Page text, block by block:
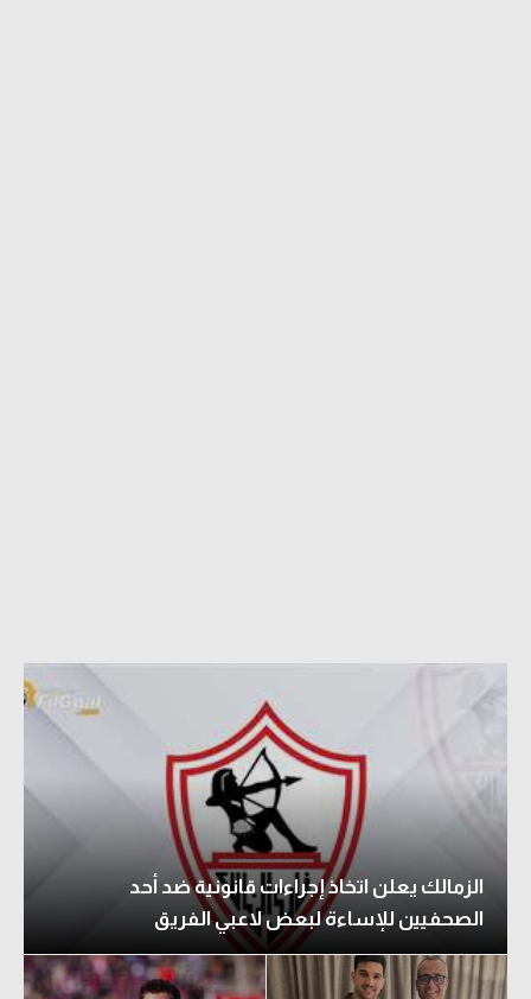
الزمالك يعلن اتخاذ إجراءات قانونية ضد أحد
الصحفيين للإساءة لبعض لاعبي الفريق